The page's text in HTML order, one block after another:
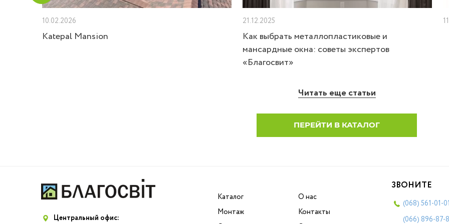
10.02.2026
Katepal Mansion
21.12.2025
Как выбрать металлопластиковые и
мансардные окна: советы экспертов
«Благосвит»
Читать еще статьи
ПЕРЕЙТИ В КАТАЛОГ
Центральный офис:
Каталог
Монтаж
О нас
Контакты
ЗВОНИТЕ
(068) 561-01-01
(066) 896-87-